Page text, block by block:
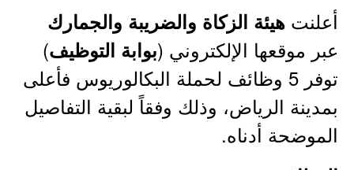
أعلنت هيئة الزكاة والضريبة والجمارك
عبر موقعها الإلكتروني (بوابة التوظيف)
توفر 5 وظائف لحملة البكالوريوس فأعلى
بمدينة الرياض، وذلك وفقاً لبقية التفاصيل
الموضحة أدناه.